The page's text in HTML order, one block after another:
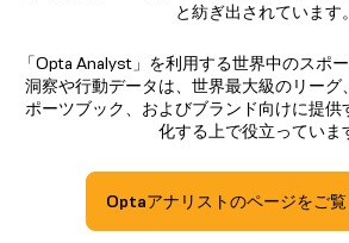
と紡ぎ出されています。
「Opta Analyst」を利用する世界中のスポ
洞察や行動データは、世界最大級のリーグ
ポーツブック、およびブランド向けに提供
化する上で役立っていま
Optaアナリストのページをご